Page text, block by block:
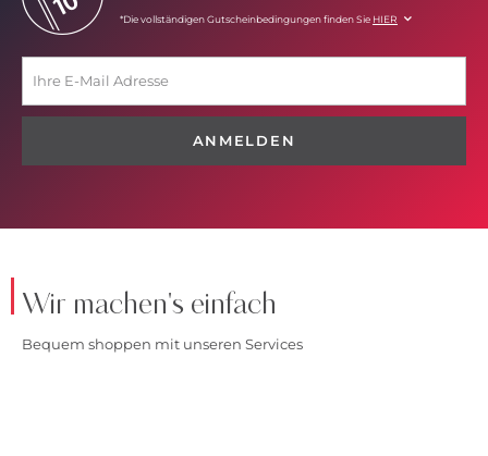
*Die vollständigen Gutscheinbedingungen finden Sie HIER
ANMELDEN
Wir machen's einfach
Bequem shoppen mit unseren Services